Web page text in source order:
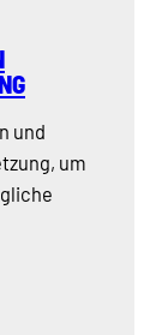
und
um